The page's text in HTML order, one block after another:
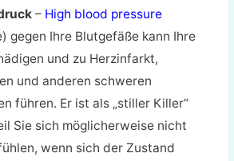
– High blood pressure
gegen Ihre Blutgefäße kann Ihre
und zu Herzinfarkt,
und anderen schweren
führen. Er ist als „stiller Killer“
Sie sich möglicherweise nicht
wenn sich der Zustand